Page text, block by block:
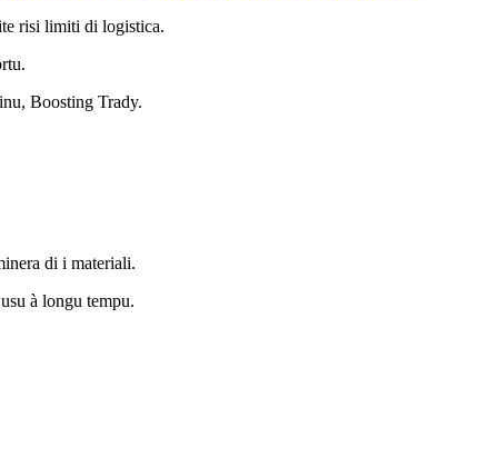
risi limiti di logistica.
Boosting Trady.
di i materiali.
à longu tempu.